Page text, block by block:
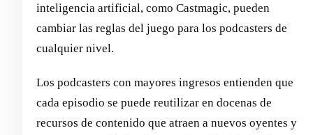
inteligencia artificial, como Castmagic, pueden
cambiar las reglas del juego para los podcasters de
cualquier nivel.
Los podcasters con mayores ingresos entienden que
cada episodio se puede reutilizar en docenas de
recursos de contenido que atraen a nuevos oyentes y